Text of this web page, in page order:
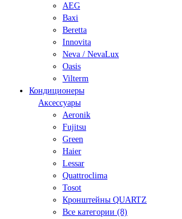
AEG
Baxi
Beretta
Innovita
Neva / NevaLux
Oasis
Vilterm
Кондиционеры
Аксессуары
Aeronik
Fujitsu
Green
Haier
Lessar
Quattroclima
Tosot
Кронштейны QUARTZ
Все категории (8)